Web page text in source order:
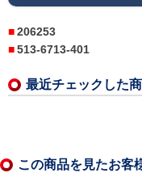
206253
513-6713-401
最近チェックした
この商品を見たお客